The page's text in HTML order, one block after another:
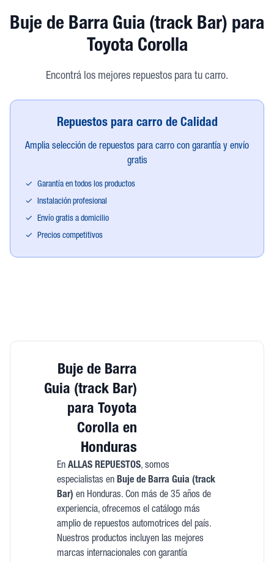
Buje de Barra Guia (track Bar) para
Toyota Corolla
Encontrá los mejores repuestos para tu carro.
Repuestos para carro de Calidad
Amplia selección de repuestos para carro con garantía y envío
gratis
✓
Garantía en todos los productos
✓
Instalación profesional
✓
Envío gratis a domicilio
✓
Precios competitivos
Buje de Barra
Guia (track Bar)
para Toyota
Corolla en
Honduras
En ALLAS REPUESTOS, somos
especialistas en Buje de Barra Guia (track
Bar) en Honduras. Con más de 35 años de
experiencia, ofrecemos el catálogo más
amplio de repuestos automotrices del país.
Nuestros productos incluyen las mejores
marcas internacionales con garantía